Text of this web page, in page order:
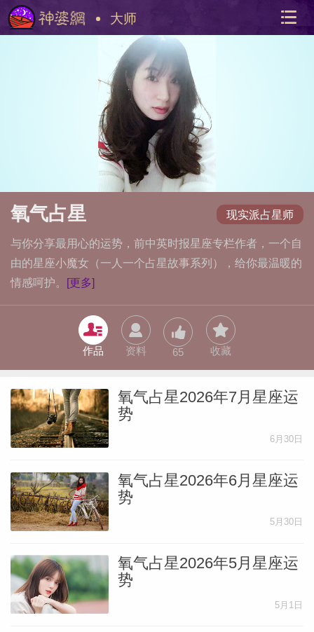
美国神
婆星座
大师
站内导
氧气占星 现实派占星师
与你分享最用心的运势，前中英时报星座专栏作者，一个自
由的星座小魔女（一人一个占星故事系列），给你最温暖的
情感呵护。
[更多]
作品 资料 65 收藏
氧气占星2026年7月星座运
势
6月30日
氧气占星2026年6月星座运
势
5月30日
氧气占星2026年5月星座运
势
5月1日